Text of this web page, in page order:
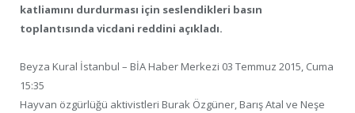
katliamını durdurması için seslendikleri basın
toplantısında vicdani reddini açıkladı.
Beyza Kural İstanbul – BİA Haber Merkezi 03 Temmuz 2015, Cuma
15:35
Hayvan özgürlüğü aktivistleri Burak Özgüner, Barış Atal ve Neşe